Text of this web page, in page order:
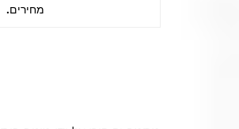
מחירים.